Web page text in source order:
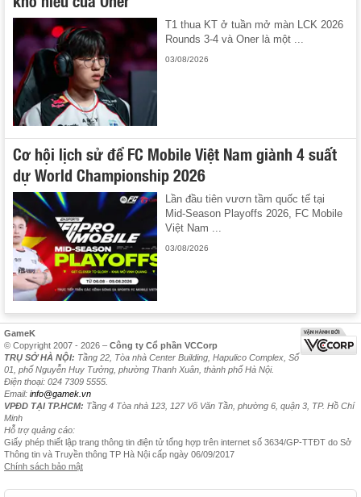
T1 thua KT ở tuần mở màn LCK 2026
Rounds 3-4 và Oner là một ...
03/08/2026
Cơ hội lịch sử để FC Mobile Việt Nam giành 4 suất
dự World Championship 2026
Lần đầu tiên vươn tầm quốc tế tại
Mid-Season Playoffs 2026, FC Mobile
Việt Nam ...
03/08/2026
GameK
© Copyright 2007 - 2026 – Công ty Cổ phần VCCorp
TRỤ SỞ HÀ NỘI: Tầng 22, Tòa nhà Center Building, Hapulico Complex, Số
01, phố Nguyễn Huy Tưởng, phường Thanh Xuân, thành phố Hà Nội.
Điện thoại: 024 7309 5555.
Email: info@gamek.vn
VPĐD TẠI TP.HCM: Tầng 4 Tòa nhà 123, 127 Võ Văn Tần, phường 6, quận 3, TP. Hồ Chí
Minh
Hỗ trợ quảng cáo:
Giấy phép thiết lập trang thông tin điện tử tổng hợp trên internet số 3634/GP-TTĐT do Sở
Thông tin và Truyền thông TP Hà Nội cấp ngày 06/09/2017
Chính sách bảo mật